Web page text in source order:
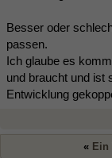
Besser oder
passen.
Ich glaube es
und braucht und ist
Entwicklung
« Ein